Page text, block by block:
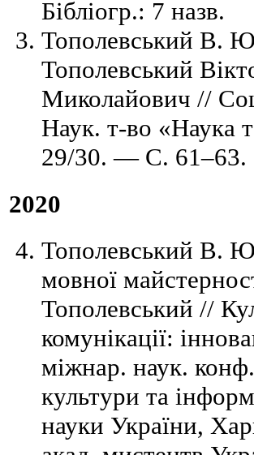
Бібліогр.: 7 назв.
Тополевський В.
Тополевський
Миколайович //
Наук. т-во «Наука
29/30. — C. 61–63.
2020
Тополевський В.
мовної
Тополевський //
комунікації:
міжнар. наук.
культури та
науки України,